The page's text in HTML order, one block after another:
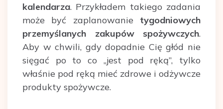
kalendarza. Przykładem takiego zadania
może być zaplanowanie tygodniowych
przemyślanych zakupów spożywczych.
Aby w chwili, gdy dopadnie Cię głód nie
sięgać po to co „jest pod ręką”, tylko
właśnie pod ręką mieć zdrowe i odżywcze
produkty spożywcze.